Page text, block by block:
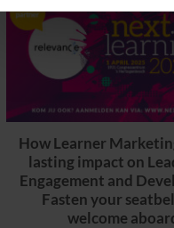
How Learner
lasting impact on
Engagement and
Fasten your
welcome